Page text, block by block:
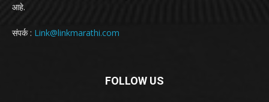
आहे.
संपर्क : Link@linkmarathi.com
FOLLOW US